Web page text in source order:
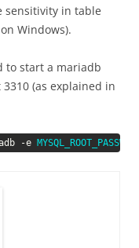
sensitivity in table
Windows).
to start a mariadb
(as explained in
-e